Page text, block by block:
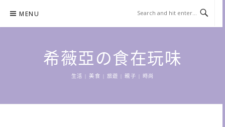
content
MENU
希薇亞の食在玩味
生活 | 美食 | 旅遊 | 親子 | 時尚